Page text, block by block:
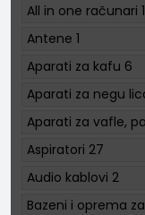
All in one računari 1
Antene 1
Aparati za kafu 6
Aparati za negu
Aparati za vafle,
Aspiratori 27
Audio kablovi 2
Bazeni i oprema